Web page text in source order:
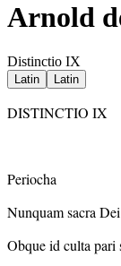
Arnold
Distinctio IX
Latin Latin
DISTINCTIO IX
Periocha
Nunquam sacra
Obque id culta pari